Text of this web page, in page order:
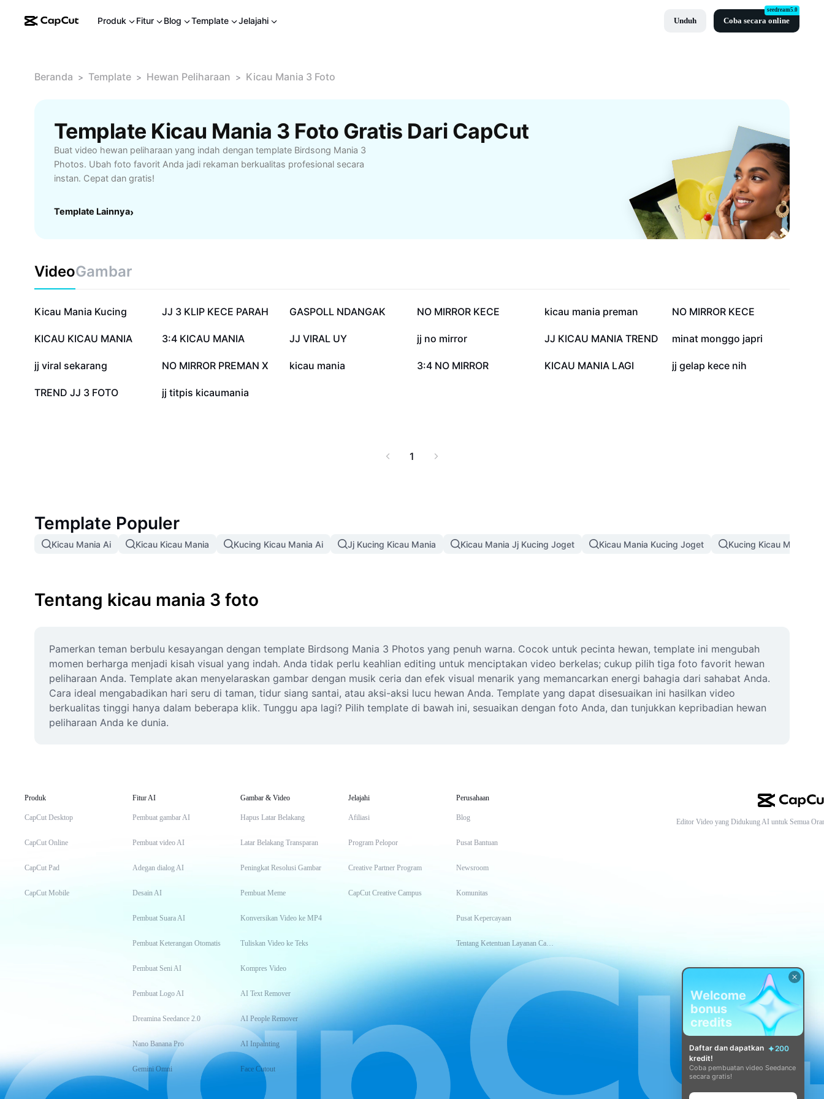
Produk Fitur Blog Template Jelajahi Unduh Coba secara online
seedream5.0
Beranda > Template > Hewan Peliharaan > Kicau Mania 3 Foto
Template Kicau Mania 3 Foto Gratis Dari CapCut
Buat video hewan peliharaan yang indah dengan template Birdsong Mania 3
Photos. Ubah foto favorit Anda jadi rekaman berkualitas profesional secara
instan. Cepat dan gratis!
Template Lainnya›
VideoGambar
1,1 jt
Kicau Mania Kucing 848,4 rb
JJ 3 KLIP KECE PARAH 616,3 rb
GASPOLL NDANGAK 468,4 rb
NO MIRROR KECE 328 rb
kicau mania preman 72,2 rb
NO MIRROR KECE
50,3 rb
KICAU KICAU MANIA 24,9 rb
3:4 KICAU MANIA 5,7 rb
JJ VIRAL UY 4,2 rb
jj no mirror 3,9 rb
JJ KICAU MANIA TREND 2,2 rb
minat monggo japri
1,7 rb
jj viral sekarang 1,4 rb
NO MIRROR PREMAN X 1,1 rb
kicau mania 378
3:4 NO MIRROR 337
KICAU MANIA LAGI 307
jj gelap kece nih
198
TREND JJ 3 FOTO 94
jj titpis kicaumania
1
Template Populer
Kicau Mania Ai Kicau Kicau Mania Kucing Kicau Mania Ai Jj Kucing Kicau Mania Kicau Mania Jj Kucing Joget Kicau Mania Kucing Joget Kucing Kicau Mania
Tentang kicau mania 3 foto
Pamerkan teman berbulu kesayangan dengan template Birdsong Mania 3 Photos yang penuh warna. Cocok untuk pecinta hewan, template ini mengubah
momen berharga menjadi kisah visual yang indah. Anda tidak perlu keahlian editing untuk menciptakan video berkelas; cukup pilih tiga foto favorit hewan
peliharaan Anda. Template akan menyelaraskan gambar dengan musik ceria dan efek visual menarik yang memancarkan energi bahagia dari sahabat Anda.
Cara ideal mengabadikan hari seru di taman, tidur siang santai, atau aksi-aksi lucu hewan Anda. Template yang dapat disesuaikan ini hasilkan video
berkualitas tinggi hanya dalam beberapa klik. Tunggu apa lagi? Pilih template di bawah ini, sesuaikan dengan foto Anda, dan tunjukkan kepribadian hewan
peliharaan Anda ke dunia.
Produk
CapCut Desktop
CapCut Online
CapCut Pad
CapCut Mobile
Fitur AI
Pembuat gambar AI
Pembuat video AI
Adegan dialog AI
Desain AI
Pembuat Suara AI
Pembuat Keterangan Otomatis
Pembuat Seni AI
Pembuat Logo AI
Dreamina Seedance 2.0
Nano Banana Pro
Gemini Omni
Gambar & Video
Hapus Latar Belakang
Latar Belakang Transparan
Peningkat Resolusi Gambar
Pembuat Meme
Konversikan Video ke MP4
Tuliskan Video ke Teks
Kompres Video
AI Text Remover
AI People Remover
AI Inpainting
Face Cutout
Jelajahi
Afiliasi
Program Pelopor
Creative Partner Program
CapCut Creative Campus
Perusahaan
Blog
Pusat Bantuan
Newsroom
Komunitas
Pusat Kepercayaan
Tentang Ketentuan Layanan CapCut
Editor Video yang Didukung AI untuk Semua
Welcome
bonus
credits
Daftar dan dapatkan
200
kredit!
Coba pembuatan video Seedance
secara gratis!